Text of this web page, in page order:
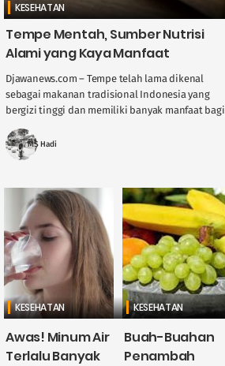
KESEHATAN
Tempe Mentah, Sumber Nutrisi
Alami yang Kaya Manfaat
Djawanews.com – Tempe telah lama dikenal
sebagai makanan tradisional Indonesia yang
bergizi tinggi dan memiliki banyak manfaat bagi
kesehatan. Kebanyakan orang mengonsumsi
tempe setelah dimasak, baik digoreng, ....
MS Hadi
KESEHATAN
Awas! Minum Air
Terlalu Banyak
KESEHATAN
Buah-Buahan
Penambah